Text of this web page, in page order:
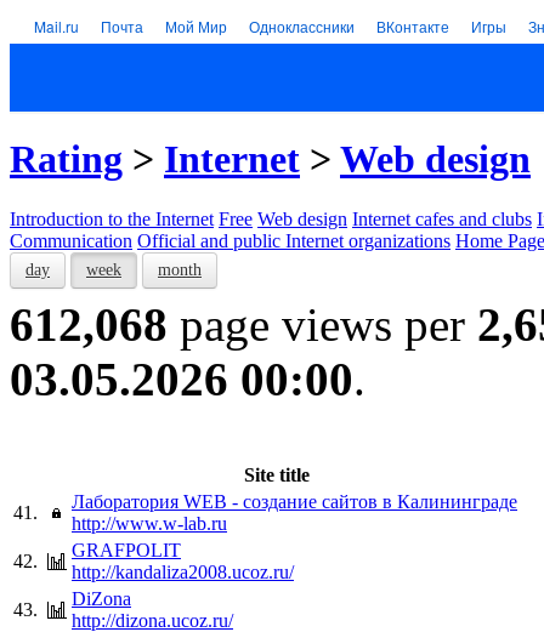
Mail.ru Почта Мой Мир Одноклассники ВКонтакте Игры
Rating > Internet > Web design
Introduction to the Internet Free Web design Internet cafes and clubs
Communication Official and public Internet organizations Home
day week month
612,068 page views per
03.05.2026 00:00.
Site title
41.
Лаборатория WEB - создание сайтов в Калининграде
http://www.w-lab.ru
42.
GRAFPOLIT
http://kandaliza2008.ucoz.ru/
43.
DiZona
http://dizona.ucoz.ru/